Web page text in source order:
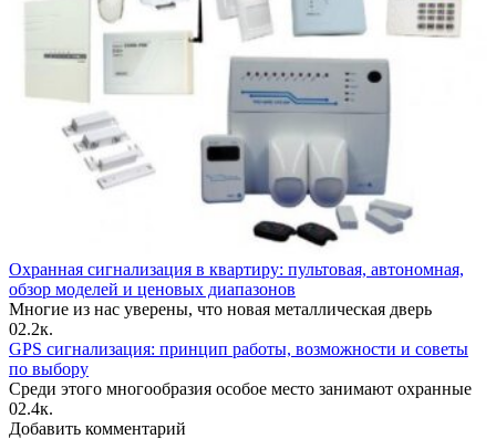
Охранная сигнализация в квартиру: пультовая, автономная,
обзор моделей и ценовых диапазонов
Многие из нас уверены, что новая металлическая дверь
02.2к.
GPS сигнализация: принцип работы, возможности и советы
по выбору
Среди этого многообразия особое место занимают охранные
02.4к.
Добавить комментарий